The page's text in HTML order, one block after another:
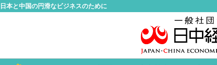
日本と中国の円滑なビジネスのために